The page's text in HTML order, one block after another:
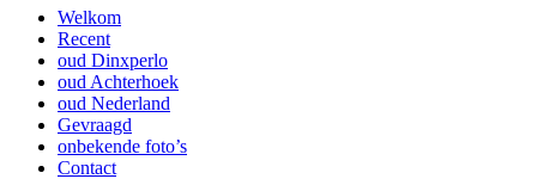
Welkom
Recent
oud Dinxperlo
oud Achterhoek
oud Nederland
Gevraagd
onbekende foto’s
Contact